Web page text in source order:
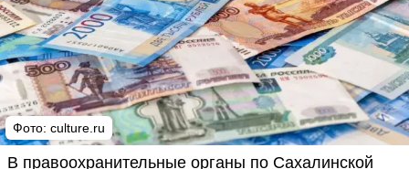
Фото: culture.ru
В правоохранительные органы по Сахалинской